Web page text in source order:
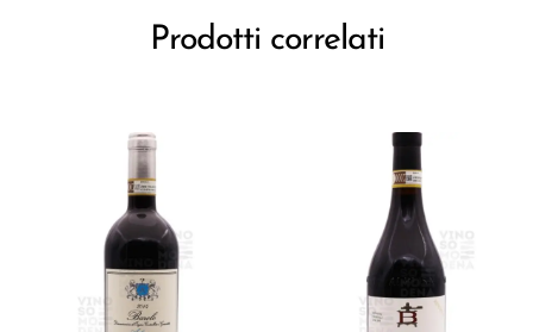
Prodotti correlati